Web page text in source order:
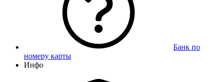
Банк по
номеру карты
Инфо